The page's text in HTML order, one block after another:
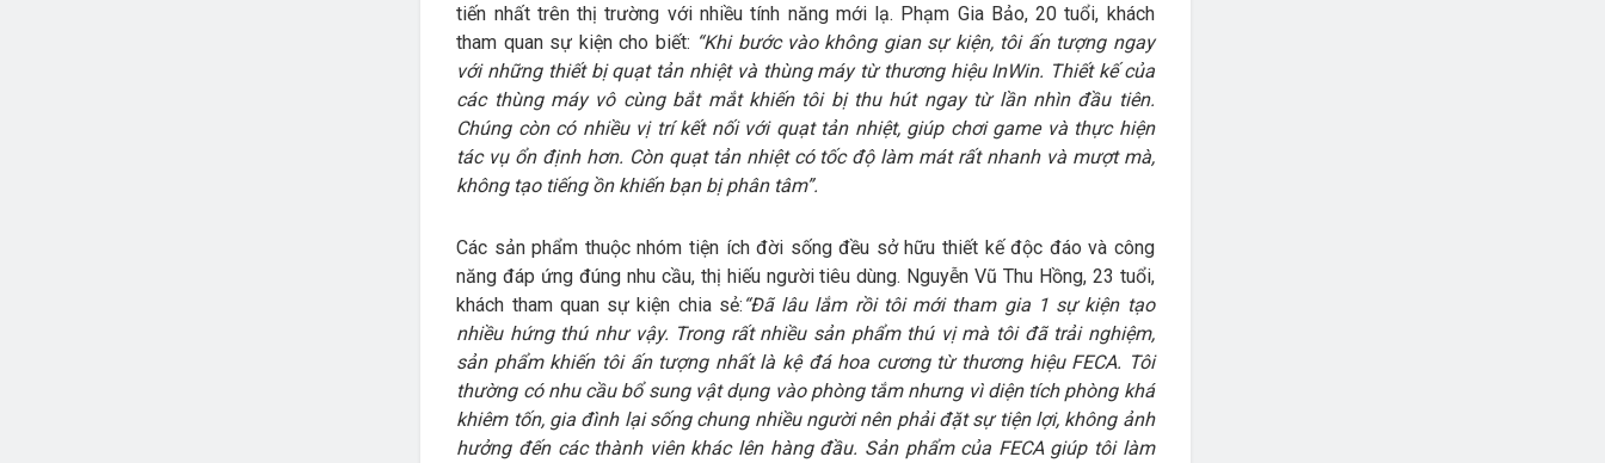
tiến nhất trên thị trường với nhiều tính năng mới lạ. Phạm Gia Bảo, 20 tuổi, khách
tham quan sự kiện cho biết: “Khi bước vào không gian sự kiện, tôi ấn tượng ngay
với những thiết bị quạt tản nhiệt và thùng máy từ thương hiệu InWin. Thiết kế của
các thùng máy vô cùng bắt mắt khiến tôi bị thu hút ngay từ lần nhìn đầu tiên.
Chúng còn có nhiều vị trí kết nối với quạt tản nhiệt, giúp chơi game và thực hiện
tác vụ ổn định hơn. Còn quạt tản nhiệt có tốc độ làm mát rất nhanh và mượt mà,
không tạo tiếng ồn khiến bạn bị phân tâm”.
Các sản phẩm thuộc nhóm tiện ích đời sống đều sở hữu thiết kế độc đáo và công
năng đáp ứng đúng nhu cầu, thị hiếu người tiêu dùng. Nguyễn Vũ Thu Hồng, 23 tuổi,
khách tham quan sự kiện chia sẻ: “Đã lâu lắm rồi tôi mới tham gia 1 sự kiện tạo
nhiều hứng thú như vậy. Trong rất nhiều sản phẩm thú vị mà tôi đã trải nghiệm,
sản phẩm khiến tôi ấn tượng nhất là kệ đá hoa cương từ thương hiệu FECA. Tôi
thường có nhu cầu bổ sung vật dụng vào phòng tắm nhưng vì diện tích phòng khá
khiêm tốn, gia đình lại sống chung nhiều người nên phải đặt sự tiện lợi, không ảnh
hưởng đến các thành viên khác lên hàng đầu. Sản phẩm của FECA giúp tôi làm